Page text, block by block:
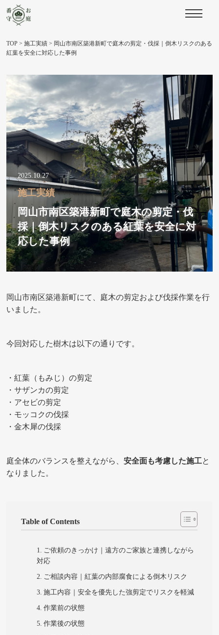
TOP >施工実績 > 岡山市南区築港新町で庭木の剪定・伐採｜倒木リスクのある
紅葉を安全に対応した事例
2025.10.27
施工実績
岡山市南区築港新町で庭木の剪定・伐
採｜倒木リスクのある紅葉を安全に対
応した事例
岡山市南区築港新町にて、庭木の剪定および伐採作業を行
いました。
今回対応した樹木は以下の通りです。
・紅葉（もみじ）の剪定
・サザンカの剪定
・アセビの剪定
・モッコクの伐採
・金木犀の伐採
庭全体のバランスを整えながら、安全面も考慮した施工と
なりました。
Table of Contents
ご依頼のきっかけ｜遠方のご家族と連携しながら
対応
ご相談内容｜紅葉の内部腐食による倒木リスク
施工内容｜安全を優先した強剪定でリスクを軽減
作業前の状態
作業後の状態